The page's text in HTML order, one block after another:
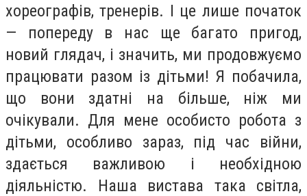
хореографів, тренерів. І це лише початок
— попереду в нас ще багато пригод,
новий глядач, і значить, ми продовжуємо
працювати разом із дітьми! Я побачила,
що вони здатні на більше, ніж ми
очікували. Для мене особисто робота з
дітьми, особливо зараз, під час війни,
здається важливою і необхідною
діяльністю. Наша вистава така світла,